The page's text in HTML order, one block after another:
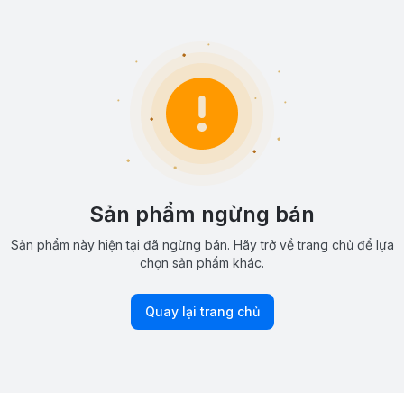
Sản phẩm ngừng bán
Sản phẩm này hiện tại đã ngừng bán. Hãy trở về trang chủ để lựa
chọn sản phẩm khác.
Quay lại trang chủ